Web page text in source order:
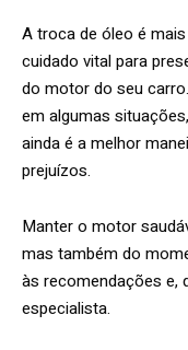
A troca de óleo é
cuidado vital para
do motor do seu
em algumas
ainda é a melhor
prejuízos.
Manter o motor
mas também do
às recomendações e,
especialista.